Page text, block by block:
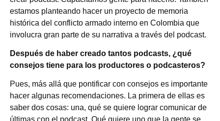
estamos planteando hacer un proyecto de memoria
histórica del conflicto armado interno en Colombia que
involucra gran parte de su narrativa a través del podcast.
Después de haber creado tantos podcasts, ¿qué
consejos tiene para los productores o podcasteros?
Pues, más allá que pontificar con consejos es importante
hacer algunas recomendaciones. La primera de ellas es
saber dos cosas: una, qué se quiere lograr comunicar de